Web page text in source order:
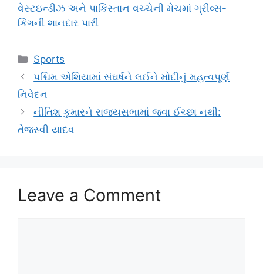
વેસ્ટઇન્ડીઝ અને પાકિસ્તાન વચ્ચેની મેચમાં ગ્રીવ્સ-
કિંગની શાનદાર પારી
Categories
Sports
પશ્ચિમ એશિયામાં સંઘર્ષને લઈને મોદીનું મહત્વપૂર્ણ
નિવેદન
નીતિશ કુમારને રાજ્યસભામાં જવા ઈચ્છા નથી:
તેજસ્વી યાદવ
Leave a Comment